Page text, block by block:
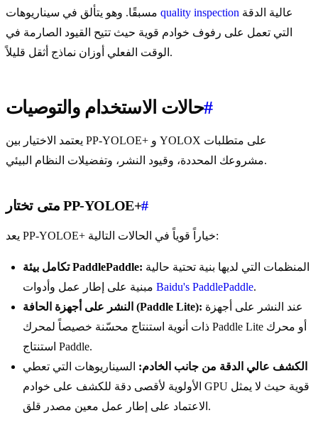
quality inspection
التي تعمل على رفوف خوادم قوية حيث تتيح القيود الصارمة في
الوقت الفعلي أوزان نماذج أثقل قليلاً.
حالات الاستخدام والتوصيات#
يعتمد الاختيار بين PP-YOLOE+ و YOLOX على متطلبات
مشروعك المحددة، وقيود النشر، وتفضيلات النظام البيئي.
متى تختار PP-YOLOE+#
يعد PP-YOLOE+ خياراً قوياً في الحالات التالية:
تكامل بيئة PaddlePaddle:
Baidu's PaddlePaddle.
النشر على أجهزة الحافة (Paddle Lite):
ذات أنوية استنتاج محسّنة خصيصاً لمحرك Paddle Lite أو محرك
استنتاج Paddle.
الكشف عالي الدقة من جانب الخادم: السيناريوهات التي تعطي
الأولوية لأقصى دقة للكشف على خوادم GPU قوية حيث لا يمثل
الاعتماد على إطار عمل معين مصدر قلق.